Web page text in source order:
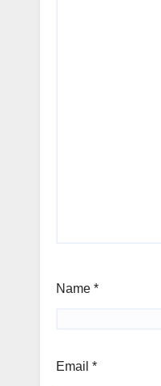
Name *
Email *